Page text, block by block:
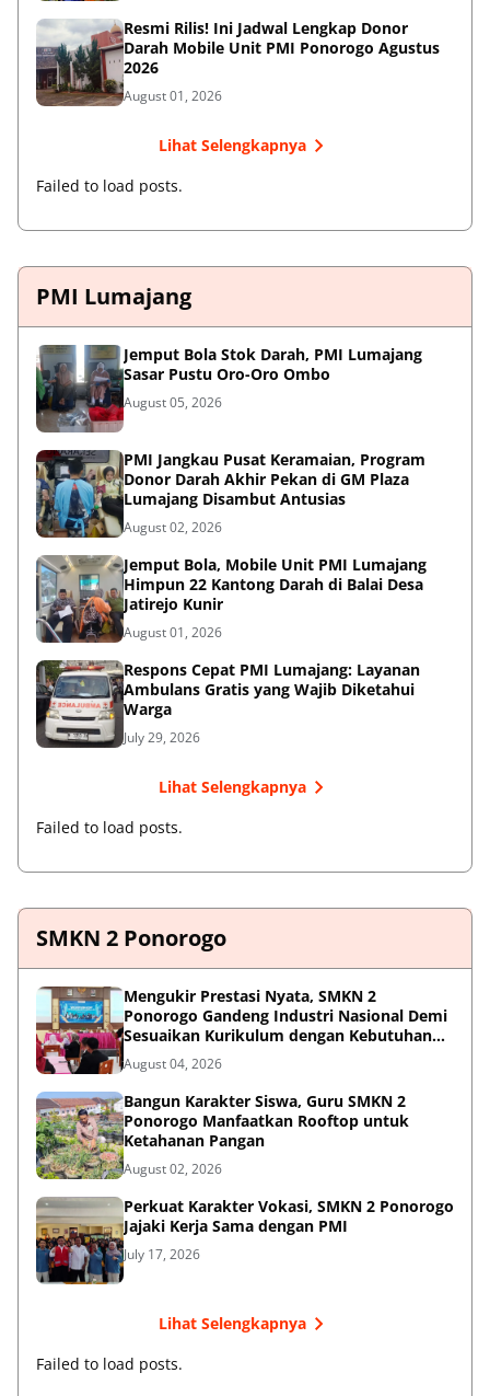
Resmi Rilis! Ini Jadwal Lengkap Donor
Darah Mobile Unit PMI Ponorogo Agustus
2026
August 01, 2026
Lihat Selengkapnya
Failed to load posts.
PMI Lumajang
Jemput Bola Stok Darah, PMI Lumajang
Sasar Pustu Oro-Oro Ombo
August 05, 2026
PMI Jangkau Pusat Keramaian, Program
Donor Darah Akhir Pekan di GM Plaza
Lumajang Disambut Antusias
August 02, 2026
Jemput Bola, Mobile Unit PMI Lumajang
Himpun 22 Kantong Darah di Balai Desa
Jatirejo Kunir
August 01, 2026
Respons Cepat PMI Lumajang: Layanan
Ambulans Gratis yang Wajib Diketahui
Warga
July 29, 2026
Lihat Selengkapnya
Failed to load posts.
SMKN 2 Ponorogo
Mengukir Prestasi Nyata, SMKN 2
Ponorogo Gandeng Industri Nasional Demi
Sesuaikan Kurikulum dengan Kebutuhan
Dunia Kerja
August 04, 2026
Bangun Karakter Siswa, Guru SMKN 2
Ponorogo Manfaatkan Rooftop untuk
Ketahanan Pangan
August 02, 2026
Perkuat Karakter Vokasi, SMKN 2 Ponorogo
Jajaki Kerja Sama dengan PMI
July 17, 2026
Lihat Selengkapnya
Failed to load posts.